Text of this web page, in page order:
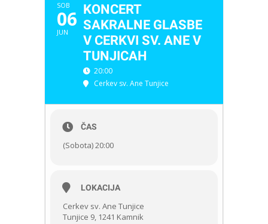
SOB
06
JUN
KONCERT
SAKRALNE GLASBE
V CERKVI SV. ANE V
TUNJICAH
20:00
Cerkev sv. Ane Tunjice
ČAS
(Sobota) 20:00
LOKACIJA
Cerkev sv. Ane Tunjice
Tunjice 9, 1241 Kamnik